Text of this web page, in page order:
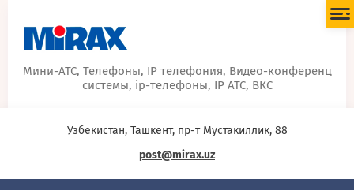
Мини-АТС, Телефоны, IP телефония, Видео-конференц
системы, ip-телефоны, IP АТС, ВКС
Узбекистан, Ташкент, пр-т Мустакиллик, 88
post@mirax.uz